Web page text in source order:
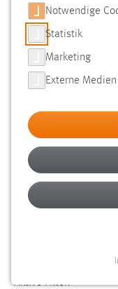
SUCHE
FILTER
Typ
Erstellungsdatum
Alter
Aktive Filter:
Notwendige
Statistik
Marketing
Externe Medien